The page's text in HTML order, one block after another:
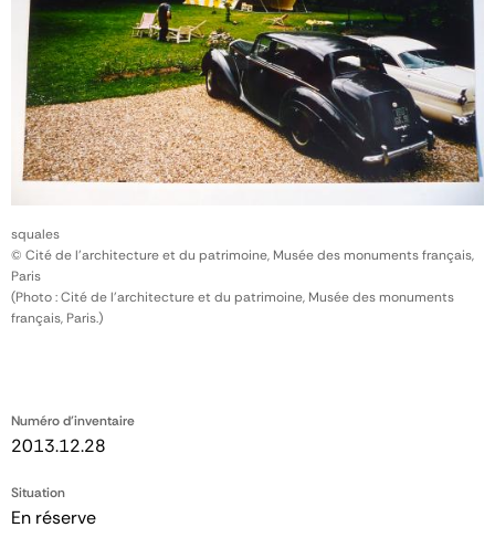
Numéro d'inventaire
2013.12.28
Situation
En réserve
squales
© Cité de l'architecture et du patrimoine, Musée des monuments français,
Paris
(Photo : Cité de l'architecture et du patrimoine, Musée des monuments
français, Paris.)